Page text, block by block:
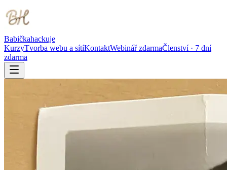
Babičkahackuje
KurzyTvorba webu a sítíKontaktWebinář zdarmaČlenství · 7 dní
zdarma